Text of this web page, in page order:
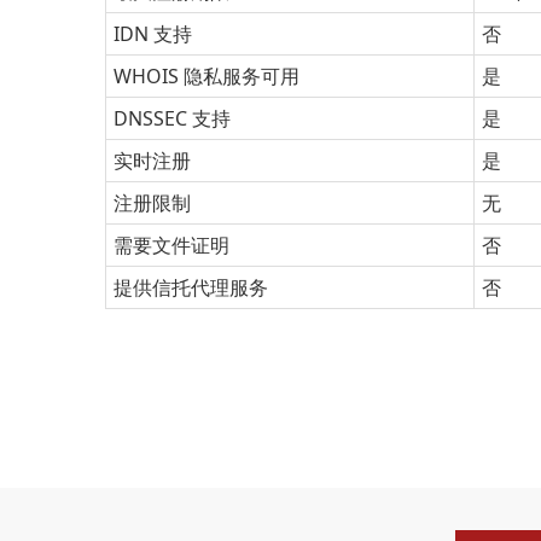
IDN 支持
否
WHOIS 隐私服务可用
是
DNSSEC 支持
是
实时注册
是
注册限制
无
需要文件证明
否
提供信托代理服务
否